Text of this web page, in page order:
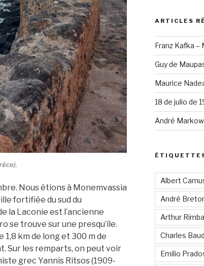
Nous étions à Monemvassia
fortifiée du sud du
la Laconie est l’ancienne
se trouve sur une presqu’île.
1,8 km de long et 300 m de
Sur les remparts, on peut voir
grec Yannis Ritsos (1909-
ARTICLES
Franz Kafka –
Guy de
Maurice
18 de julio de
André
Albert
André
Arthur
Charles
Emilio